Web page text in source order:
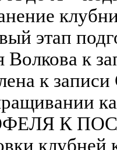
этап
Волкова к
к
К
клубней